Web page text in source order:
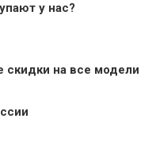
у нас?
скидки на все модели